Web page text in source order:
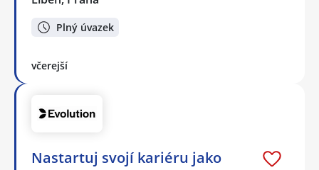
Plný úvazek
včerejší
Nastartuj svojí kariéru jako